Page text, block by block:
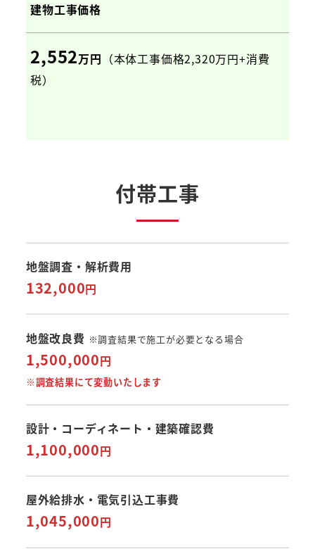
建物工事価格
2,552万円 （本体工事価格2,320万円+消費
税）
付帯工事
地盤調査 ・ 解析費用
132,000円
地盤改良費 ※調査結果で施工が必要となる場合
1,500,000円
※調査結果にて変動いたします
設計・コーディネート・建築確認費
1,100,000円
屋外給排水・電気引込工事費
1,045,000円